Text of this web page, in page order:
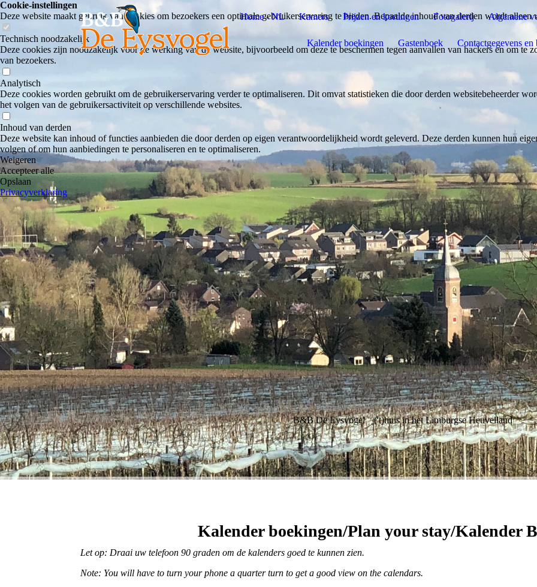
Home - NL Kamers Prijzen en kortingen Fotogalerij Algemene
Kalender boekingen Gastenboek Contactgegevens en
B&B De Eysvogel ('t)huis in het Limburgse Heuvelland
Kalender boekingen/Plan your stay/Kalender
Let op: Draai uw telefoon 90 graden om de kalenders goed te kunnen zien.
Note: You will have to turn your phone a quarter turn to get a good view on the calendars.
Cookie-instellingen
Deze website maakt gebruik van cookies om bezoekers een optimale gebruikerservaring te bieden. Bepaalde inhoud van derden wordt
Technisch noodzakelijk
Deze cookies zijn noodzakelijk voor de werking van de website, bijvoorbeeld om deze te beschermen tegen aanvallen van hackers en om te
van bezoekers.
Analytisch
Deze cookies worden gebruikt om de gebruikerservaring verder te optimaliseren. Dit omvat statistieken die door derden websitebeheerder
het volgen van de gebruikersactiviteit op verschillende websites.
Inhoud van derden
Deze website kan inhoud of functies aanbieden die door derden op eigen verantwoordelijkheid wordt geleverd. Deze derden kunnen hun
volgen of om hun aanbiedingen te personaliseren en te optimaliseren.
Weigeren
Accepteer alle
Opslaan
Privacyverklaring